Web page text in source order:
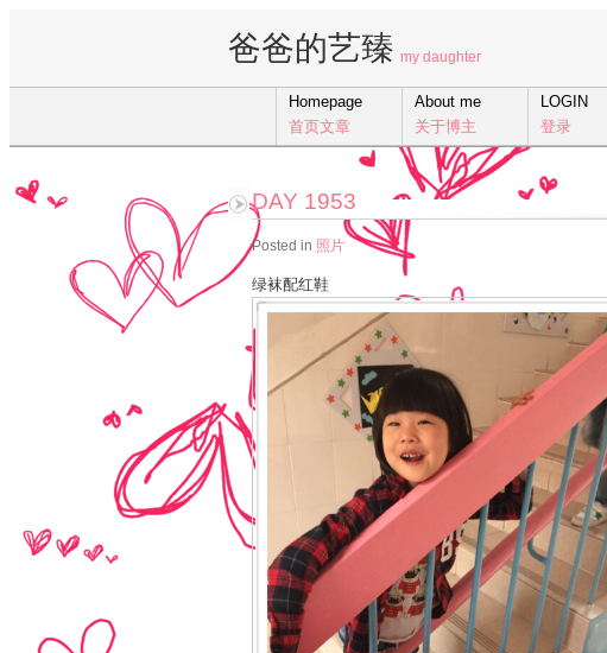
爸爸的艺臻 my daughter
Homepage
首页文章
About me
关于博主
LOGIN
登录
DAY 1953
Posted in 照片
绿袜配红鞋